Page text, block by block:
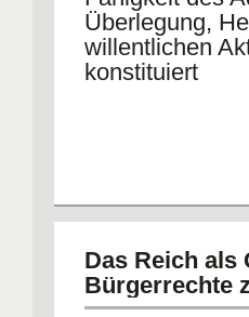
Überlegung,
willentlichen
konstituiert
Das Reich als
Bürgerrechte